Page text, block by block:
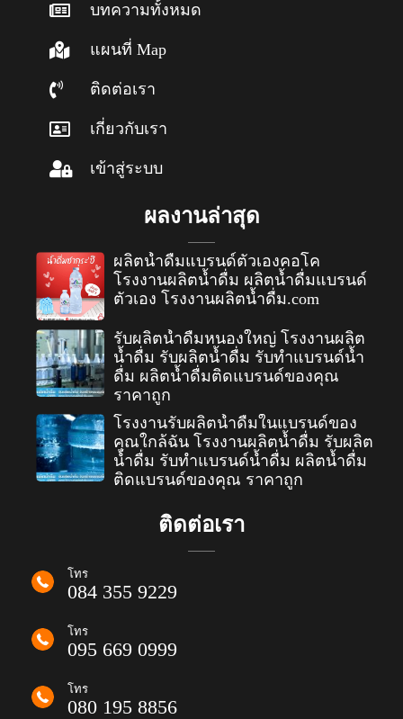
บทความทั้งหมด
แผนที่ Map
ติดต่อเรา
เกี่ยวกับเรา
เข้าสู่ระบบ
ผลงานล่าสุด
ผลิตน้ำดื่มแบรนด์ตัวเองคอโค
โรงงานผลิตน้ำดื่ม ผลิตน้ำดื่มแบรนด์
ตัวเอง โรงงานผลิตน้ำดื่ม.com
รับผลิตน้ำดื่มหนองใหญ่ โรงงานผลิต
น้ำดื่ม รับผลิตน้ำดื่ม รับทำแบรนด์น้ำ
ดื่ม ผลิตน้ำดื่มติดแบรนด์ของคุณ
ราคาถูก
โรงงานรับผลิตน้ำดื่มในแบรนด์ของ
คุณใกล้ฉัน โรงงานผลิตน้ำดื่ม รับผลิต
น้ำดื่ม รับทำแบรนด์น้ำดื่ม ผลิตน้ำดื่ม
ติดแบรนด์ของคุณ ราคาถูก
ติดต่อเรา
โทร
084 355 9229
โทร
095 669 0999
โทร
080 195 8856